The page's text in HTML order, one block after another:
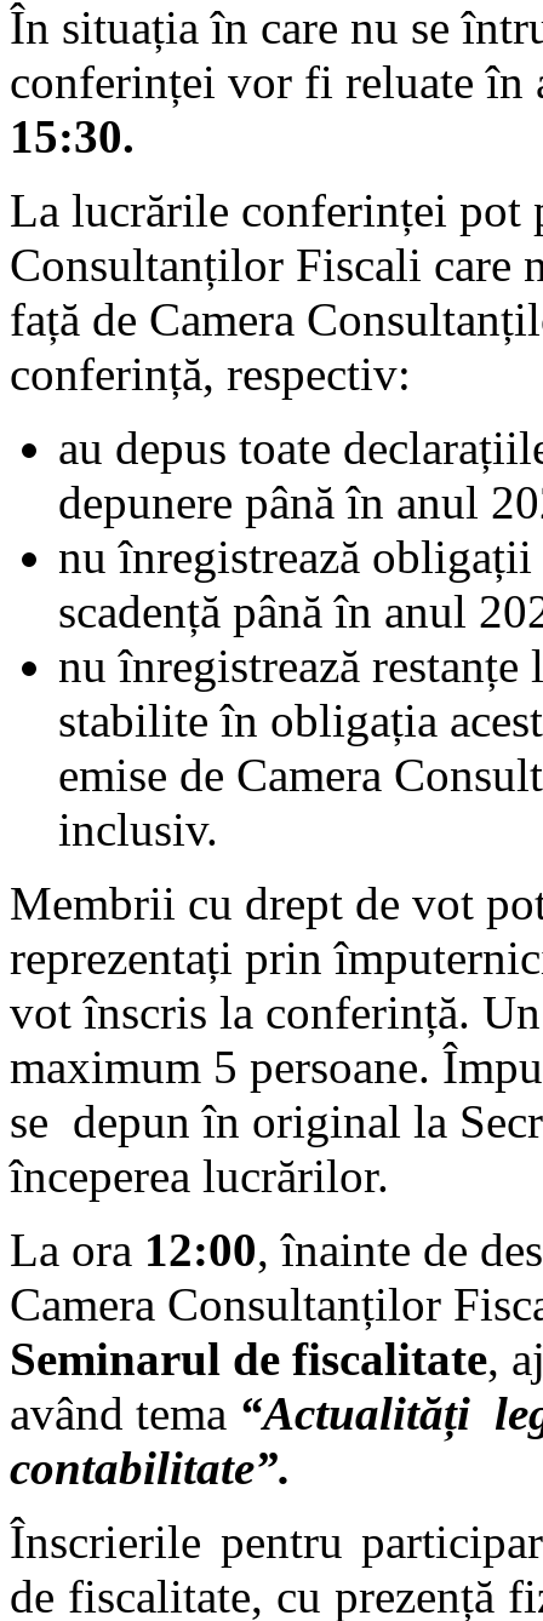
În situația în care nu se
conferinței vor fi reluate în
15:30.
La lucrările conferinței pot
Consultanților Fiscali care
față de Camera
conferință, respectiv:
au depus toate
depunere până în anul
nu înregistrează obligații
scadență până în anul
nu înregistrează
stabilite în obligația
emise de Camera
inclusiv.
Membrii cu drept de vot
reprezentați prin
vot înscris la conferință.
maximum 5 persoane.
se depun în original la
începerea lucrărilor.
La ora 12:00, înainte de
Camera Consultanților
Seminarul de fiscalitate,
având tema “Actualități
contabilitate”.
Înscrierile pentru
de fiscalitate, cu prezență